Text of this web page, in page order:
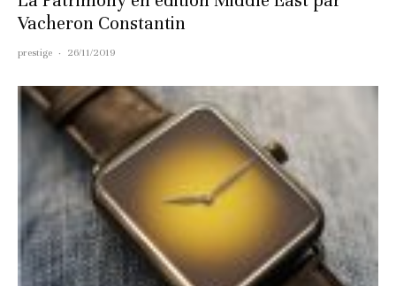
Vacheron Constantin
prestige · 26/11/2019